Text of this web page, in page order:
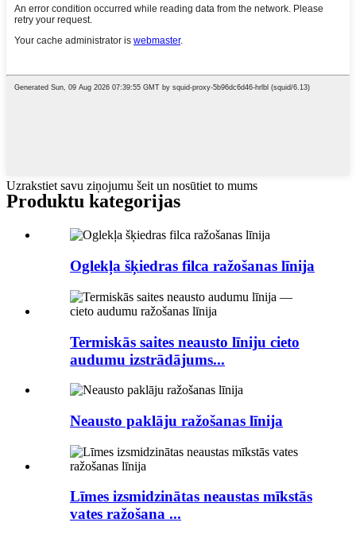
Uzrakstiet savu ziņojumu šeit un nosūtiet to mums
Produktu kategorijas
Oglekļa šķiedras filca ražošanas līnija
Termiskās saites neausto līniju cieto
audumu izstrādājums...
Neausto paklāju ražošanas līnija
Līmes izsmidzinātas neaustas mīkstās
vates ražošana ...